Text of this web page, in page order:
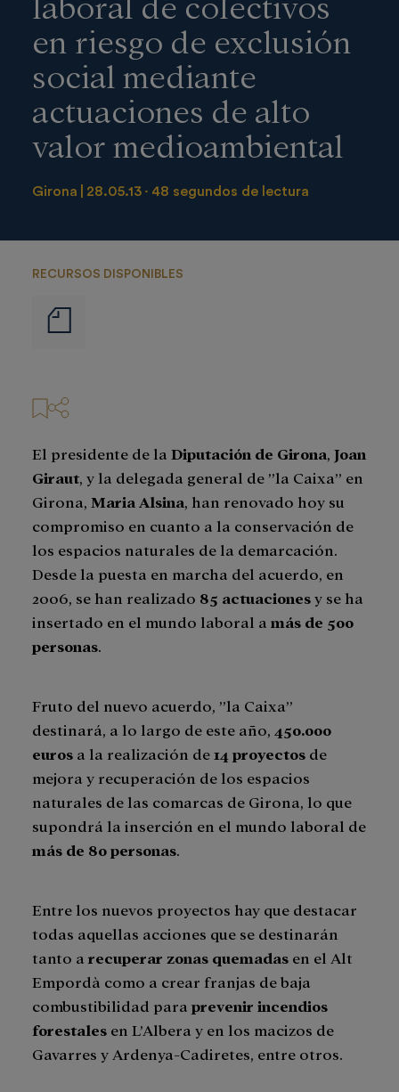
en riesgo de exclusión
social mediante
actuaciones de alto
valor medioambiental
Girona 28.05.13 48 segundos de lectura
RECURSOS DISPONIBLES
de
El presidente de la Diputación de Girona, Joan
Giraut, y la delegada general de ”la Caixa” en
Girona, Maria Alsina, han renovado hoy su
compromiso en cuanto a la conservación de
los espacios naturales de la demarcación.
Desde la puesta en marcha del acuerdo, en
2006, se han realizado 85 actuacionesy se ha
insertado en el mundo laboral a más de 500
personas.
Fruto del nuevo acuerdo, ”la Caixa”
destinará, a lo largo de este año, 450.000
euros a la realización de14 proyectos de
mejora y recuperación de los espacios
naturales de las comarcas de Girona, lo que
supondrá la inserción en el mundo laboral de
más de 80 personas.
Entre los nuevos proyectos hay que destacar
todas aquellas acciones que se destinarán
tanto a recuperar zonas quemadas en el Alt
Empordà como a crear franjas de baja
combustibilidad para prevenir incendios
forestales en L’Albera y en los macizos de
Gavarres y Ardenya-Cadiretes, entre otros.